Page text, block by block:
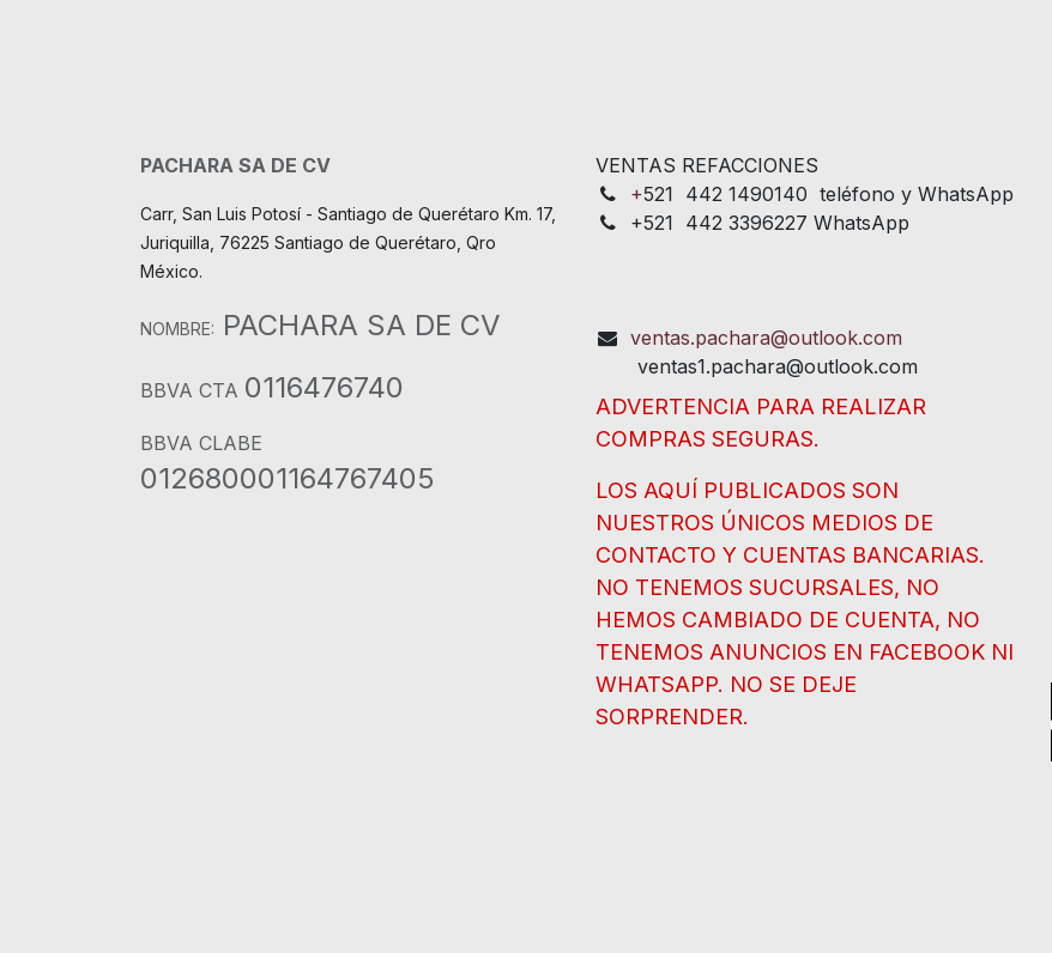
PACHARA SA DE CV
Carr, San Luis Potosí - Santiago de Querétaro Km. 17,
Juriquilla, 76225 Santiago de Querétaro, Qro
México.
NOMBRE: PACHARA SA DE CV
BBVA CTA 0116476740
BBVA CLABE
012680001164767405
VENTAS REFACCIONES
+521 442 1490140 teléfono y WhatsApp
+521 442 3396227 WhatsApp
ventas.pachara@outlook.com
ventas1.pachara@outlook.com
ADVERTENCIA PARA REALIZAR
COMPRAS SEGURAS.
LOS AQUÍ PUBLICADOS SON
NUESTROS ÚNICOS MEDIOS DE
CONTACTO Y CUENTAS BANCARIAS.
NO TENEMOS SUCURSALES, NO
HEMOS CAMBIADO DE CUENTA, NO
TENEMOS ANUNCIOS EN FACEBOOK NI
WHATSAPP. NO SE DEJE
SORPRENDER.